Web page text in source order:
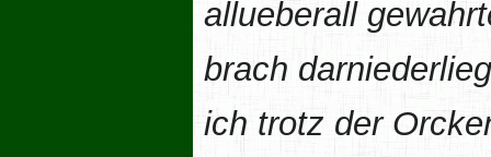
allueberall
brach
ich trotz der